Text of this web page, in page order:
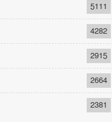
5111
4282
2915
2664
2381